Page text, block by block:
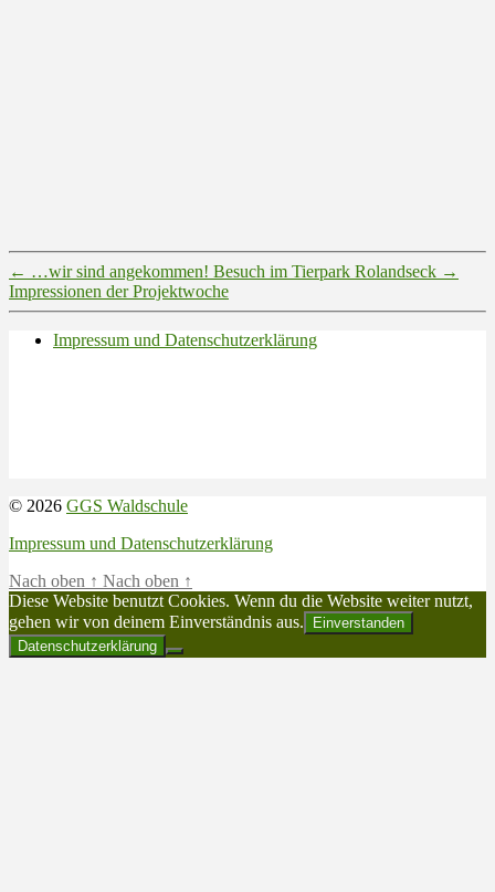
← …wir sind angekommen! Besuch im Tierpark Rolandseck →
Impressionen der Projektwoche
Impressum und Datenschutzerklärung
© 2026 GGS Waldschule
Impressum und Datenschutzerklärung
Nach oben ↑ Nach oben ↑
Diese Website benutzt Cookies. Wenn du die Website weiter nutzt,
gehen wir von deinem Einverständnis aus.
Einverstanden
Datenschutzerklärung